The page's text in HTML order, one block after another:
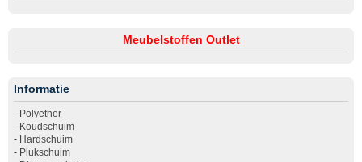
Meubelstoffen Outlet
Informatie
- Polyether
- Koudschuim
- Hardschuim
- Plukschuim